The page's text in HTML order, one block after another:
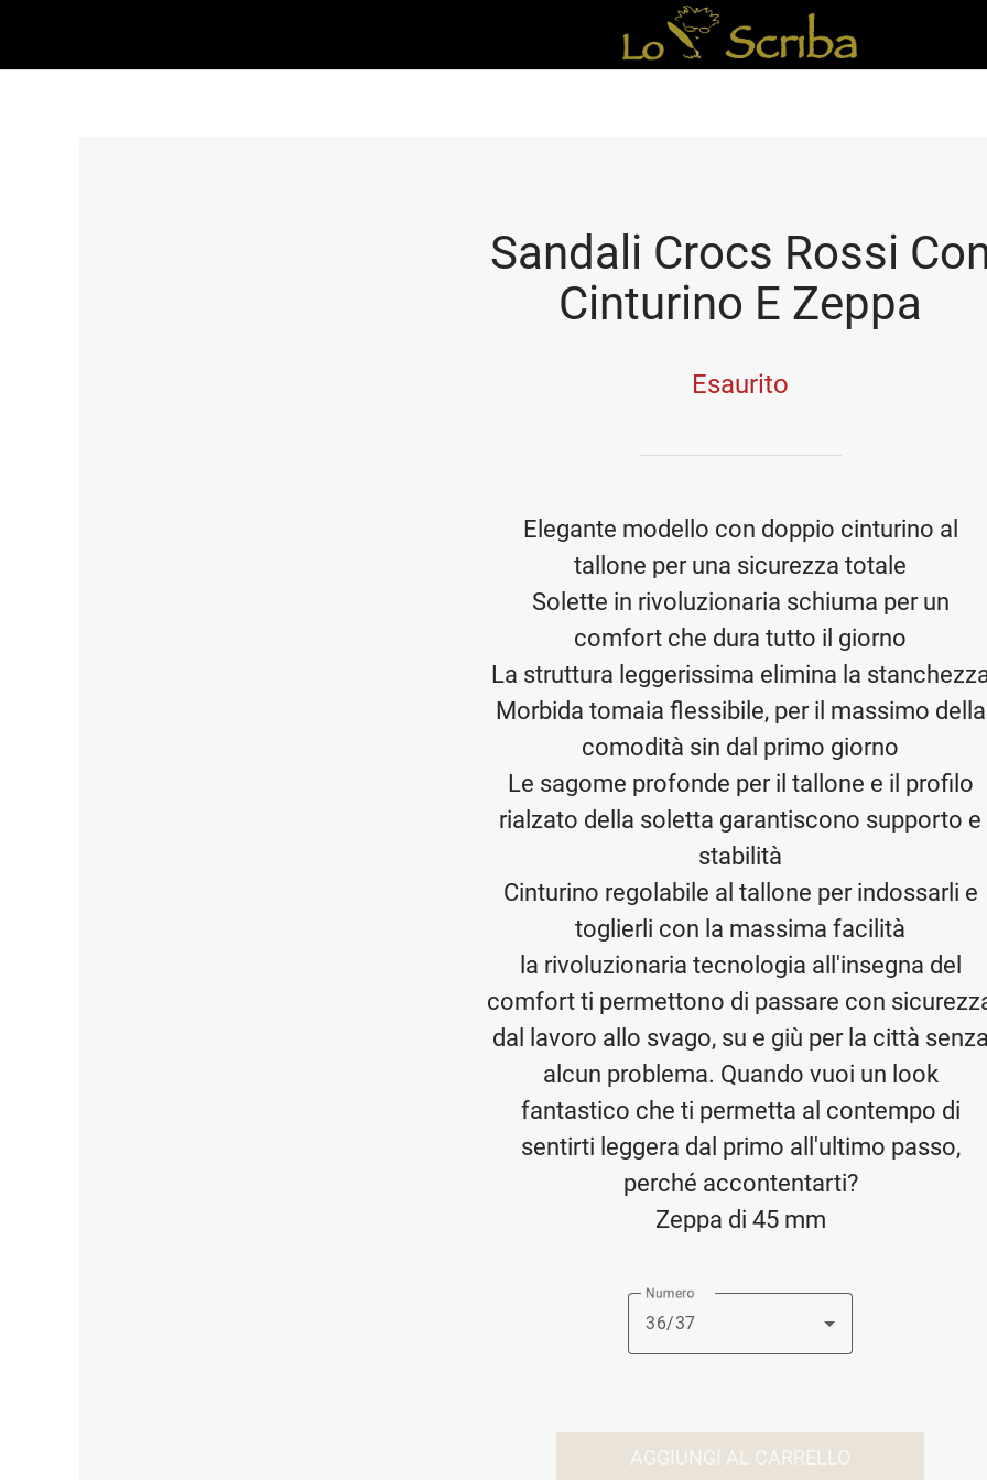
Sandali Crocs Rossi
Cinturino E Zeppa
Esaurito
Elegante modello con doppio cinturino al
tallone per una sicurezza totale
Solette in rivoluzionaria schiuma per un
comfort che dura tutto il giorno
La struttura leggerissima elimina la
Morbida tomaia flessibile, per il massimo della
comodità sin dal primo giorno
Le sagome profonde per il tallone e il profilo
rialzato della soletta garantiscono supporto e
stabilità
Cinturino regolabile al tallone per indossarli e
toglierli con la massima facilità
la rivoluzionaria tecnologia all'insegna del
comfort ti permettono di passare con
dal lavoro allo svago, su e giù per la città
alcun problema. Quando vuoi un look
fantastico che ti permetta al contempo di
sentirti leggera dal primo all'ultimo passo,
perché accontentarti?
Zeppa di 45 mm
Numero
36/37
AGGIUNGI AL CARRELLO